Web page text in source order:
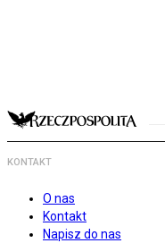
KONTAKT
O nas
Kontakt
Napisz do nas